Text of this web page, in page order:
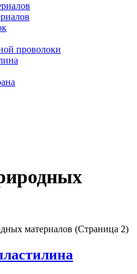
проволоки
материалов (Страница 2)